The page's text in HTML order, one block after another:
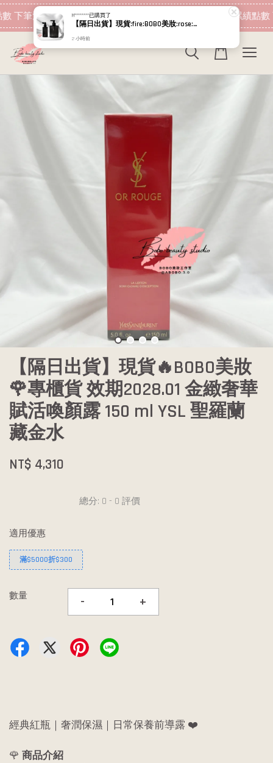
下筆消費即可折抵 現在去購物！ 加入會員 消費即可累績點數
【隔日出貨】現貨🔥BOBO美妝
🌹專櫃貨 效期2028.01 金緻奢華
賦活喚顏露 150 ml YSL 聖羅蘭
藏金水
NT$ 4,310
總分: 0 - 0 評價
適用優惠
滿$5000折$300
數量 - +
經典紅瓶｜奢潤保濕｜日常保養前導露 ❤️
🌹 商品介紹
2 小時前